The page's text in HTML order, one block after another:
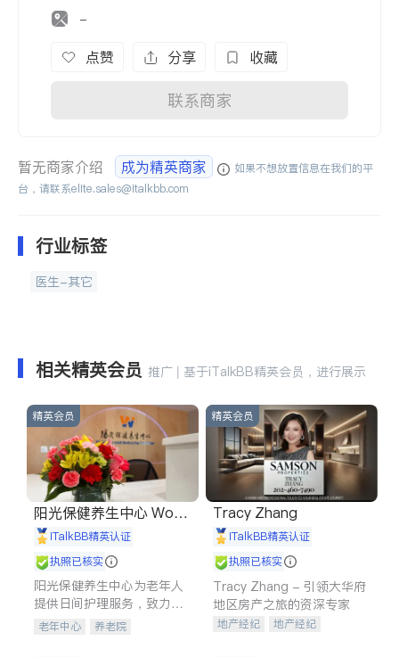
-
点赞 分享 收藏
联系商家
暂无商家介绍 成为精英商家
如果不想放置信息在我们的平
台，请联系elite.sales@italkbb.com
行业标签
医生-其它
相关精英会员 推广 | 基于iTalkBB精英会员，进行展示
精英会员
阳光保健养生中心 World
shine
iTalkBB精英认证
执照已核实
阳光保健养生中心为老年人
提供日间护理服务，致力于
通过持续的护理创新来有效
老年中心 养老院
精英会员
Tracy Zhang
iTalkBB精英认证
执照已核实
Tracy Zhang - 引领大华府
地区房产之旅的资深专家
地产经纪
地产经纪